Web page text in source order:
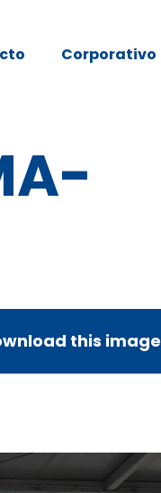
Corporativo
this image